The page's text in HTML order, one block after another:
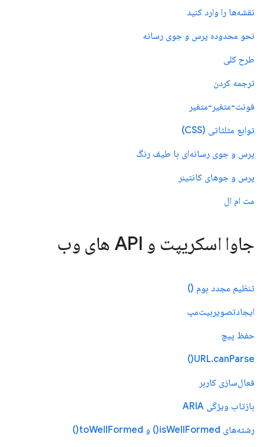
نقشه‌ها را وارد کنید
نحو محدوده پرس و جوی رسانه
طرح کلی
ترجمه کردن
فونت-متغیر-متغیر
توابع مثلثاتی (CSS)
پرس و جوی رسانه‌ای با طیف رنگ
پرس و جوهای کانتینر
مت ام ال
جاوا اسکریپت و API های وب
تنظیم مجدد بوم ()
ایجادتصویربیت‌مپ
حفظ پیچ
URL.canParse()
فعال‌سازی کاربر
بازتاب ویژگی ARIA
رشته‌های isWellFormed() و toWellFormed()